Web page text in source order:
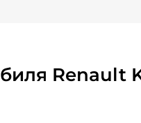
Renault